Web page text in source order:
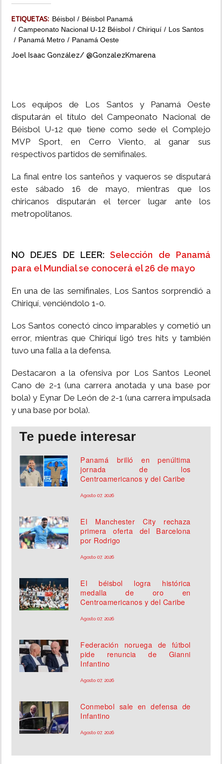
ETIQUETAS: Béisbol
Béisbol Panamá
Campeonato Nacional U-12 Béisbol
Chiriquí
Los Santos
Panamá Metro
Panamá Oeste
Joel Isaac González/ @GonzalezKmarena
Los equipos de Los Santos y Panamá Oeste
disputarán el título del Campeonato Nacional de
Béisbol U-12 que tiene como sede el Complejo
MVP Sport, en Cerro Viento, al ganar sus
respectivos partidos de semifinales.
La final entre los santeños y vaqueros se disputará
este sábado 16 de mayo, mientras que los
chiricanos disputarán el tercer lugar ante los
metropolitanos.
NO DEJES DE LEER:Selección de Panamá
para el Mundial se conocerá el 26 de mayo
En una de las semifinales, Los Santos sorprendió a
Chiriquí, venciéndolo 1-0.
Los Santos conectó cinco imparables y cometió un
error, mientras que Chiriquí ligó tres hits y también
tuvo una falla a la defensa.
Destacaron a la ofensiva por Los Santos Leonel
Cano de 2-1 (una carrera anotada y una base por
bola) y Eynar De León de 2-1 (una carrera impulsada
y una base por bola).
Te puede interesar
Panamá brilló en penúltima
jornada de los
Centroamericanos y del Caribe
Agosto 07, 2026
El Manchester City rechaza
primera oferta del Barcelona
por Rodrigo
Agosto 07, 2026
El béisbol logra histórica
medalla de oro en
Centroamericanos y del Caribe
Agosto 07, 2026
Federación noruega de fútbol
pide renuncia de Gianni
Infantino
Agosto 07, 2026
Conmebol sale en defensa de
Infantino
Agosto 07, 2026